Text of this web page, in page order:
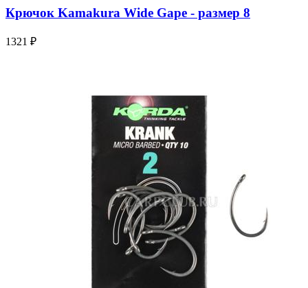
Крючок Kamakura Wide Gape - размер 8
1321 ₽